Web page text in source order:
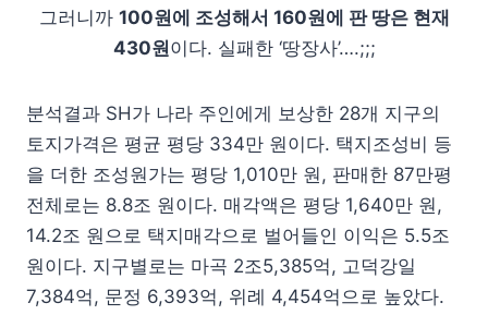
그러니까 100원에 조성해서 160원에 판 땅은 현재
430원이다. 실패한 ‘땅장사’….;;;
분석결과 SH가 나라 주인에게 보상한 28개 지구의
토지가격은 평균 평당 334만 원이다. 택지조성비 등
을 더한 조성원가는 평당 1,010만 원, 판매한 87만평
전체로는 8.8조 원이다. 매각액은 평당 1,640만 원,
14.2조 원으로 택지매각으로 벌어들인 이익은 5.5조
원이다. 지구별로는 마곡 2조5,385억, 고덕강일
7,384억, 문정 6,393억, 위례 4,454억으로 높았다.